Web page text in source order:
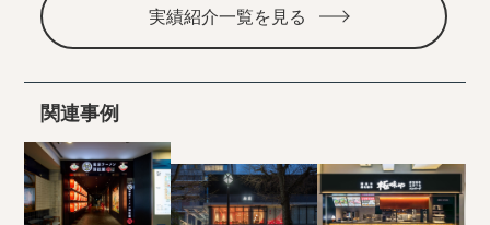
実績紹介一覧を見る
関連事例